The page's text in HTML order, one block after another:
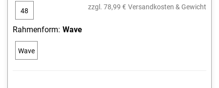
zzgl. 78,99 € Versandkosten & Gewicht
48
Rahmenform: Wave
Wave